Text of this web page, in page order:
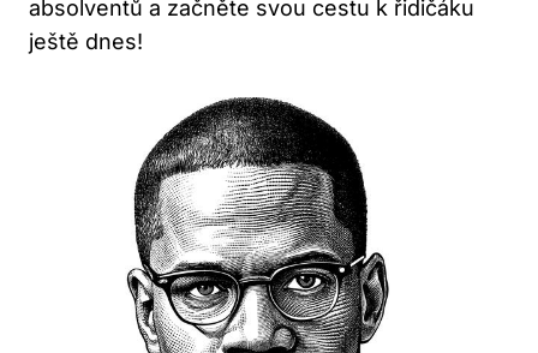
absolventů a začněte svou cestu k řidičáku
ještě dnes!